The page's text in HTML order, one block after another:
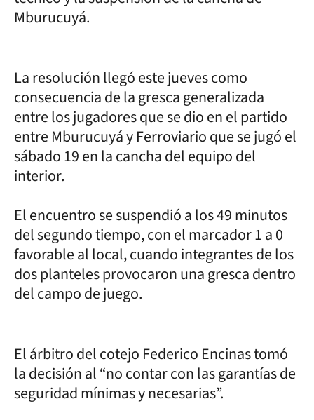
Mburucuyá.
La resolución llegó este jueves como
consecuencia de la gresca generalizada
entre los jugadores que se dio en el partido
entre Mburucuyá y Ferroviario que se jugó el
sábado 19 en la cancha del equipo del
interior.
El encuentro se suspendió a los 49 minutos
del segundo tiempo, con el marcador 1 a 0
favorable al local, cuando integrantes de los
dos planteles provocaron una gresca dentro
del campo de juego.
El árbitro del cotejo Federico Encinas tomó
la decisión al “no contar con las garantías de
seguridad mínimas y necesarias”.